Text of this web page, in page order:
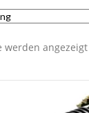
werden angezeigt